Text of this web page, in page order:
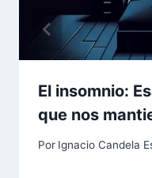
El insomnio:
que nos
Por Ignacio Candela